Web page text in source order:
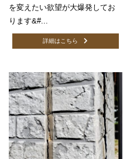
を変えたい欲望が大爆発してお
ります&#...
詳細はこちら